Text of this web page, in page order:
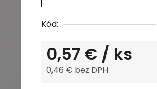
z
hviezdičiek.
Kód:
0,57 € / ks
0,46 € bez DPH